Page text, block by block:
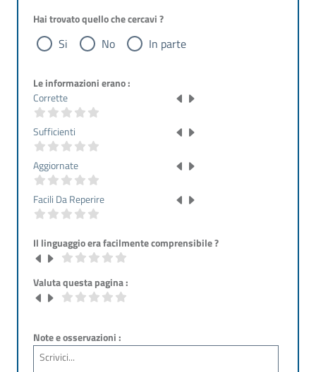
Hai trovato quello che cercavi ?
Si No In parte
Le informazioni erano :
Corrette
Sufficienti
Aggiornate
Facili Da Reperire
Il linguaggio era facilmente comprensibile ?
Valuta questa pagina :
Note e osservazioni :